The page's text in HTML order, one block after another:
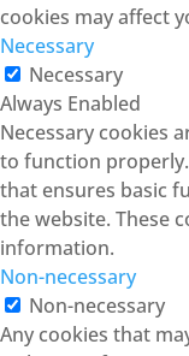
cookies may affect
Necessary
Necessary
Always Enabled
Necessary cookies
to function
that ensures basic
the website. These
information.
Non-necessary
Non-necessary
Any cookies that